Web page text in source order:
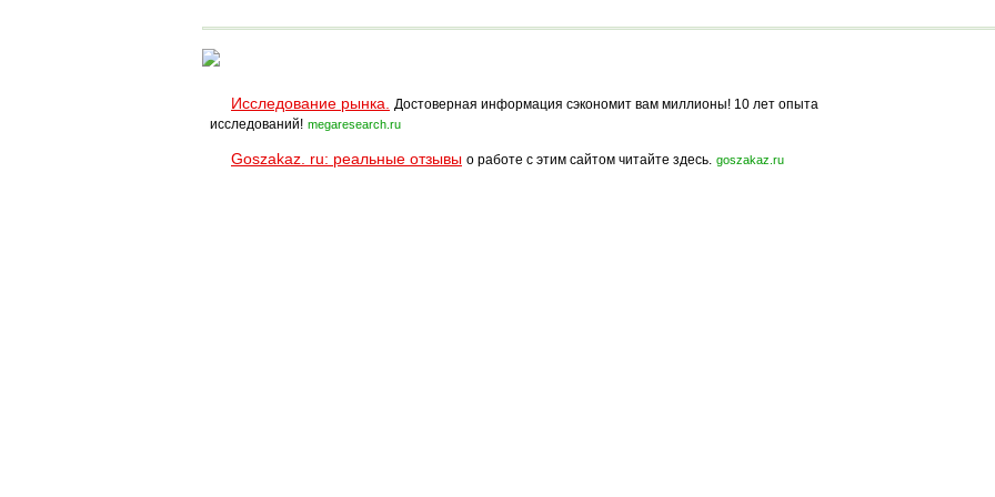
Исследование рынка.
Достоверная информация сэкономит вам миллионы! 10 лет опыта
исследований! megaresearch.ru
Goszakaz. ru: реальные отзывы о работе с этим сайтом читайте здесь. goszakaz.ru